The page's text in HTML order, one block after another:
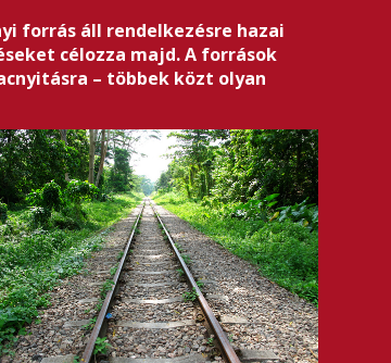
forrás áll rendelkezésre hazai
célozza majd. A források
– többek közt olyan